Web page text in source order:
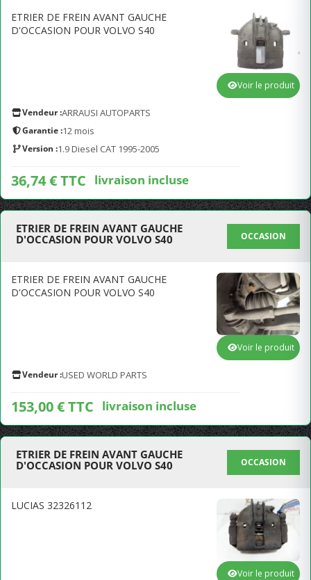
ETRIER DE FREIN AVANT GAUCHE
D'OCCASION POUR VOLVO S40
Vendeur :ARRAUSI AUTOPARTS
Garantie :12 mois
Version :1.9 Diesel CAT 1995-2005
36,74 € TTC livraison incluse
Voir le produit
ETRIER DE FREIN AVANT GAUCHE
D'OCCASION POUR VOLVO S40
OCCASION
ETRIER DE FREIN AVANT GAUCHE
D'OCCASION POUR VOLVO S40
Vendeur :USED WORLD PARTS
153,00 € TTC livraison incluse
Voir le produit
ETRIER DE FREIN AVANT GAUCHE
D'OCCASION POUR VOLVO S40
OCCASION
LUCIAS 32326112
Voir le produit